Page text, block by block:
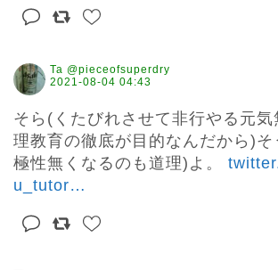
Ta @pieceofsuperdry
2021-08-04 04:43
そら(くたびれさせて非行やる元気
理教育の徹底が目的なんだから)
極性無くなるのも道理)よ。
u_tutor…